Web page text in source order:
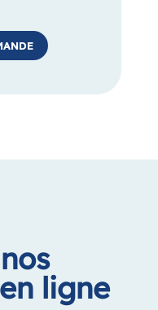
vous aider à
d’usage du
vous inspirer.